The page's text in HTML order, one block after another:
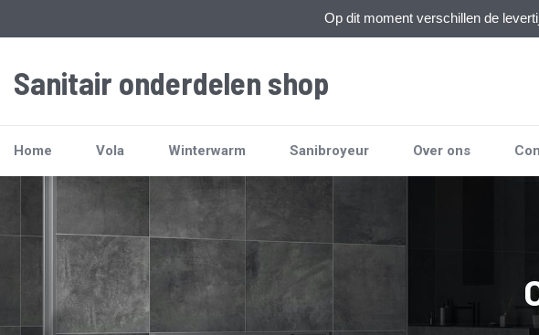
Op dit moment verschillen de
Sanitair onderdelen shop
Home Vola Winterwarm Sanibroyeur Over ons